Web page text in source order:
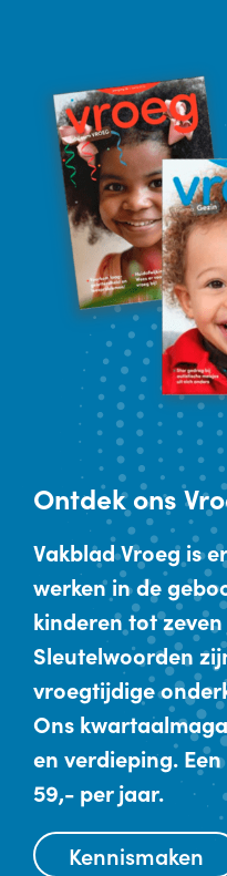
Ontdekons
Vakblad Vroeg is
werken in de
kinderen tot
Sleutelwoorden
vroegtijdige
Ons
en verdieping.
59,- per jaar.
Kennismaken